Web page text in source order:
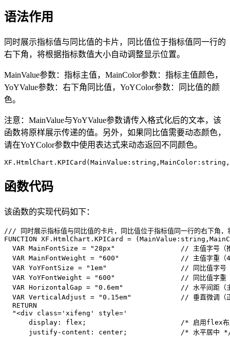
语法作用
同时展示指标值与同比值的卡片，同比值位于指标值同一行的
右下角，将根据指标数值大小自动调整显示位置。
MainValue参数：指标主值，MainColor参数：指标主值颜色，
YoYValue参数：右下角同比值，YoYColor参数：同比值的颜
色。
注意：MainValue与YoYValue参数请传入格式化后的文本，该
函数将原样展示传递的值。另外，如果同比值需要动态颜色，
请在YoYColor参数中使用表达式来动态返回不同颜色。
函数代码
该函数的实现代码如下：
/// 同时展示指标值与同比值的卡片，同比值位于指标值同一行的右下角
FUNCTION XF.HtmlChart.KPICard =
VAR MainFontSize = "28px"                // 主值字号（推
VAR MainFontWeight = "600"               // 主值字重（
VAR YoYFontSize = "1em"                  // 同比值字号（
VAR YoYFontWeight = "600"                // 同比值字重（
VAR HorizontalGap = "0.6em"              // 水平间距（主
VAR VerticalAdjust = "0.15em"            // 垂直微调（正
  RETURN
  "<div class='xifeng' style='
display: flex;                       /* 启用flex布
justify-content: center;             /* 水平居中